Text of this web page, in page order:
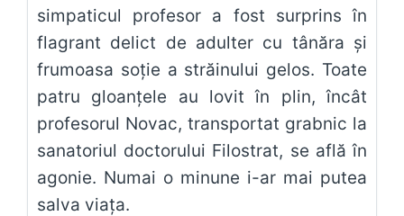
simpaticul profesor a fost surprins în
flagrant delict de adulter cu tânăra și
frumoasa soție a străinului gelos. Toate
patru gloanțele au lovit în plin, încât
profesorul Novac, transportat grabnic la
sanatoriul doctorului Filostrat, se află în
agonie. Numai o minune i-ar mai putea
salva viața.